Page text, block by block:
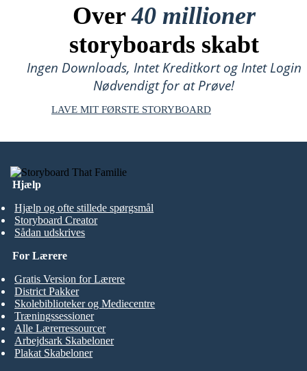
Over40 millioner
storyboards skabt
Ingen Downloads, Intet Kreditkort og Intet Login
Nødvendigt for at Prøve!
LAVE MIT FØRSTE STORYBOARD
Hjælp
Hjælp og ofte stillede spørgsmål
Storyboard Creator
Sådan udskrives
For Lærere
Gratis Version for Lærere
District Pakker
Skolebiblioteker og Mediecentre
Træningssessioner
Alle Lærerressourcer
Arbejdsark Skabeloner
Plakat Skabeloner